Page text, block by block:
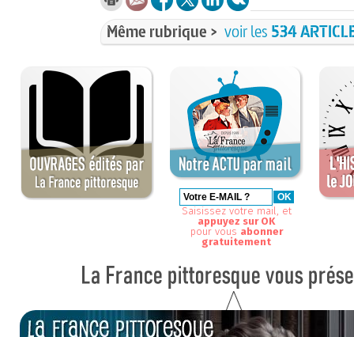
Même rubrique > voir les 534
Saisissez votre mail, et
appuyez sur OK
pour vous abonner
gratuitement